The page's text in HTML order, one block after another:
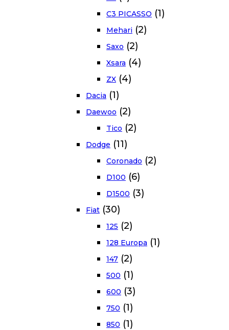
C3 PICASSO (1)
Mehari (2)
Saxo (2)
Xsara (4)
ZX (4)
Dacia (1)
Daewoo (2)
Tico (2)
Dodge (11)
Coronado (2)
D100 (6)
D1500 (3)
Fiat (30)
125 (2)
128 Europa (1)
147 (2)
500 (1)
600 (3)
750 (1)
850 (1)